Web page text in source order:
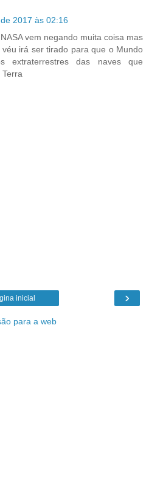
2017 às 02:16
vem negando muita coisa mas
irá ser tirado para que o Mundo
extraterrestres das naves que
›
inicial
para a web